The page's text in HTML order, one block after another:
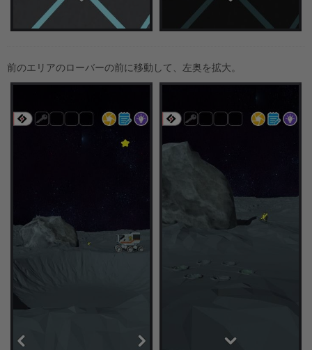
前のエリアのローバーの前に移動して、左奥を拡大。